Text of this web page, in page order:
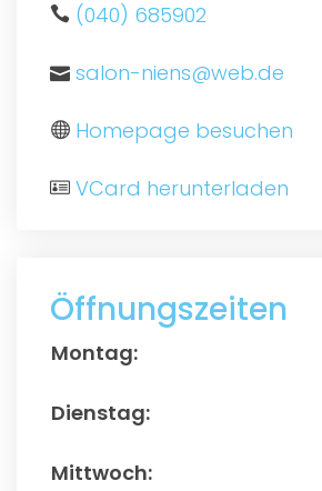
(040) 685902
salon-niens@web.de
Homepage besuchen
VCard herunterladen
Öffnungszeiten